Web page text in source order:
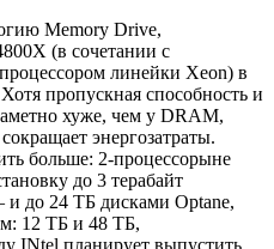
Memory Drive,
(в сочетании с
линейки Xeon) в
пропускная способность и
хуже, чем у DRAM,
энергозатраты.
больше: 2-процессорыне
до 3 терабайт
до 24 ТБ дисками Optane,
12 ТБ и 48 ТБ,
INtel планирует выпустить